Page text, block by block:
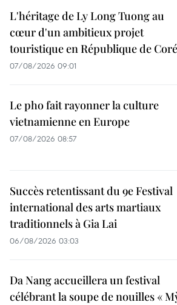
L'héritage de Ly Long Tuong au
cœur d'un ambitieux projet
touristique en République de
07/08/2026 09:01
Le pho fait rayonner la culture
vietnamienne en Europe
07/08/2026 08:57
Succès retentissant du 9e Festival
international des arts martiaux
traditionnels à Gia Lai
06/08/2026 03:03
Da Nang accueillera un festival
célébrant la soupe de nouilles «